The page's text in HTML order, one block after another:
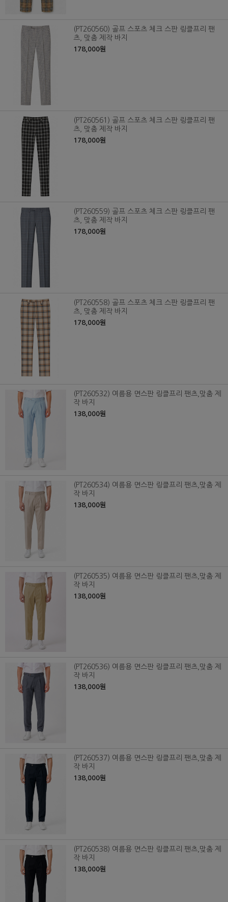
(PT260560) 골프 스포츠 체크 스판 링클프리 팬
츠, 맞춤 제작 바지
178,000원
(PT260561) 골프 스포츠 체크 스판 링클프리 팬
츠, 맞춤 제작 바지
178,000원
(PT260559) 골프 스포츠 체크 스판 링클프리 팬
츠, 맞춤 제작 바지
178,000원
(PT260558) 골프 스포츠 체크 스판 링클프리 팬
츠, 맞춤 제작 바지
178,000원
(PT260532) 여름용 면스판 링클프리 팬츠,맞춤 제
작 바지
138,000원
(PT260534) 여름용 면스판 링클프리 팬츠,맞춤 제
작 바지
138,000원
(PT260535) 여름용 면스판 링클프리 팬츠,맞춤 제
작 바지
138,000원
(PT260536) 여름용 면스판 링클프리 팬츠,맞춤 제
작 바지
138,000원
(PT260537) 여름용 면스판 링클프리 팬츠,맞춤 제
작 바지
138,000원
(PT260538) 여름용 면스판 링클프리 팬츠,맞춤 제
작 바지
138,000원